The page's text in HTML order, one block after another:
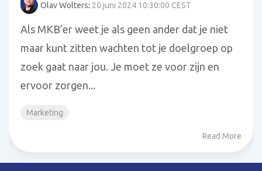
Olav Wolters: 20 juni 2024 10:30:00 CEST
Als MKB’er weet je als geen ander dat je niet
maar kunt zitten wachten tot je doelgroep op
zoek gaat naar jou. Je moet ze voor zijn en
ervoor zorgen...
Marketing
Read More